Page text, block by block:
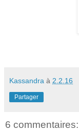
Kassandra à 2.2.16
Partager
6 commentaires: